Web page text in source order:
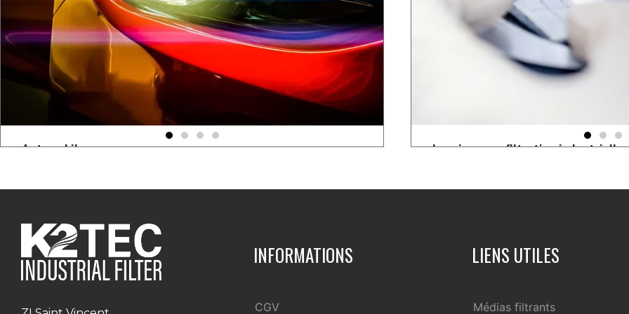
agroalimentaire.
Le micron en filtration industrielle
filtration industrielle.
Le débit en filtration industrielle
INFORMATIONS
CGV
LIENS UTILES
Médias filtrants